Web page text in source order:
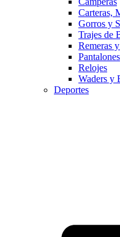
Carteras,
Gorros y
Trajes de
Remeras
Pantalones
Relojes
Waders y
Deportes